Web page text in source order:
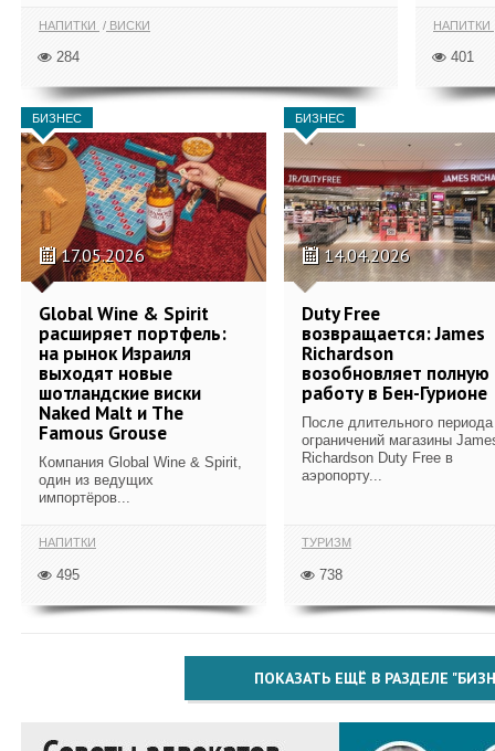
НАПИТКИ ВИСКИ
284
НАПИТКИ
401
БИЗНЕС
17.05.2026
Global Wine & Spirit
расширяет портфель:
на рынок Израиля
выходят новые
шотландские виски
Naked Malt и The
Famous Grouse
Компания Global Wine & Spirit,
один из ведущих
импортёров...
НАПИТКИ
495
БИЗНЕС
14.04.2026
Duty Free
возвращается: James
Richardson
возобновляет полную
работу в Бен-Гурионе
После длительного периода
ограничений магазины
Richardson Duty Free в
аэропорту...
ТУРИЗМ
738
ПОКАЗАТЬ ЕЩЁ В РАЗДЕЛЕ